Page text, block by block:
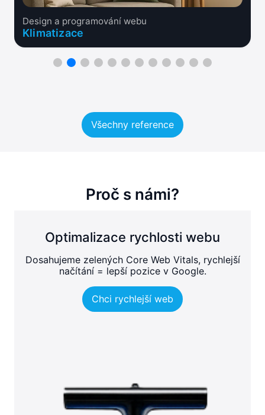
Design a programování webu
Klimatizace
Všechny reference
Proč s námi?
Optimalizace rychlosti webu
Dosahujeme zelených Core Web Vitals, rychlejší
načítání = lepší pozice v Google.
Chci rychlejší web